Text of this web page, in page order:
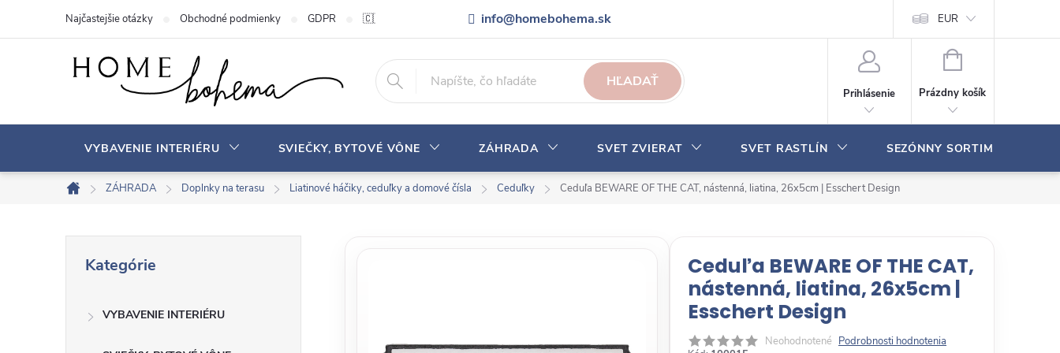
ť
info@homebohema.sk
Najčastejšie otázky Obchodné podmienky GDPR 🇨🇿 Pro zákazníky z České republiky Veľkoobchodná spolupráca EUR
HĽADAŤ
Prihlásenie
N
K
N
K
Prázdny košík
VYBAVENIE INTERIÉRU SVIEČKY, BYTOVÉ VÔNE ZÁHRADA SVET ZVIERAT SVET RASTLÍN SEZÓNNY SORTIMENT
m
ZÁHRADA Doplnky na terasu Liatinové háčiky, ceduľky a domové čísla Ceduľky Ceduľa BEWARE OF THE CAT, nástenná, liatina, 26x5cm | Esschert Design
Kategórie
VYBAVENIE INTERIÉRU
Ceduľa BEWARE OF THE CAT,
nástenná, liatina, 26x5cm |
Esschert Design
Neohodnotené Podrobnosti hodnotenia